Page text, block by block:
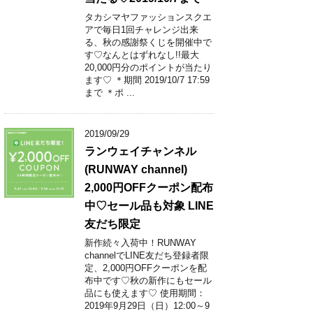
タカシマヤファッションスクエ
アで毎日1回チャレンジ出来
る、秋の感謝祭くじを開催中で
す♡なんとはずれなし!!最大
20,000円分のポイントが当たり
ます♡ ＊期間 2019/10/7 17:59
まで ＊ポ ...
2019/09/29
ランウェイチャンネル
(RUNWAY channel)
2,000円OFFクーポン配布
中♡セール品も対象 LINE
友だち限定
新作続々入荷中！RUNWAY
channelでLINE友だち登録者限
定、2,000円OFFクーポンを配
布中です♡秋の新作にもセール
品にも使えます♡ 使用期間：
2019年9月29日（日）12:00～9